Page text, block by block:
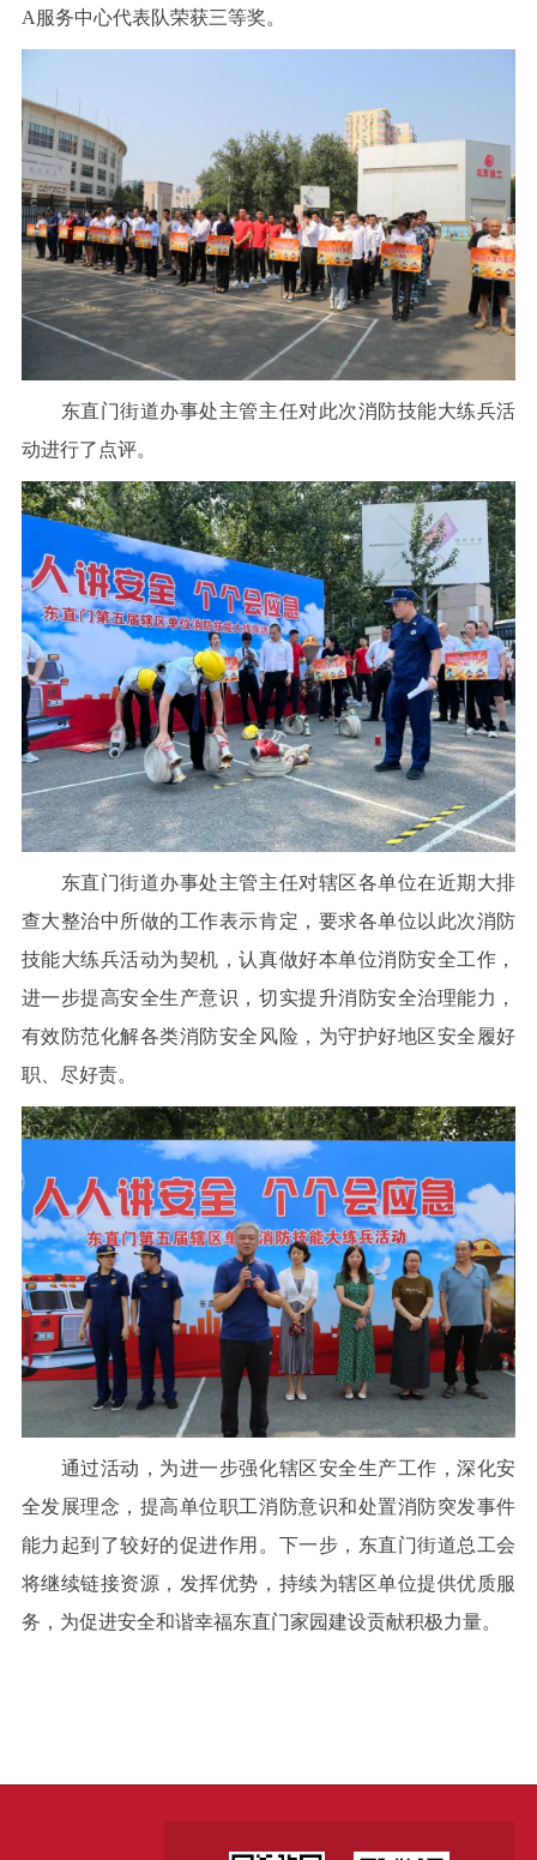
A服务中心代表队荣获三等奖。
东直门街道办事处主管主任对此次消防技能大练兵活
动进行了点评。
东直门街道办事处主管主任对辖区各单位在近期大排
查大整治中所做的工作表示肯定，要求各单位以此次消防
技能大练兵活动为契机，认真做好本单位消防安全工作，
进一步提高安全生产意识，切实提升消防安全治理能力，
有效防范化解各类消防安全风险，为守护好地区安全履好
职、尽好责。
通过活动，为进一步强化辖区安全生产工作，深化安
全发展理念，提高单位职工消防意识和处置消防突发事件
能力起到了较好的促进作用。下一步，东直门街道总工会
将继续链接资源，发挥优势，持续为辖区单位提供优质服
务，为促进安全和谐幸福东直门家园建设贡献积极力量。